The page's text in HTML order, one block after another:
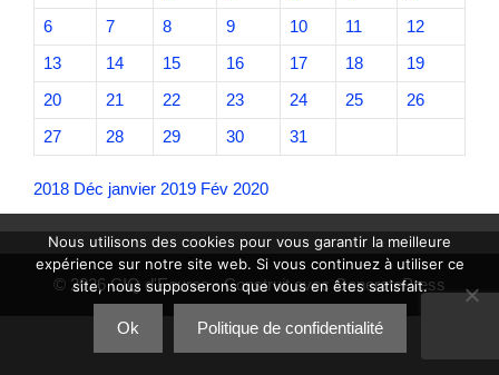
6
7 8 9 10 11
12
13
14 15 16 17 18
19
20
21 22 23 24 25
26
27
28 29 30 31
2018 Déc janvier 2019 Fév 2020
© 2026 CIQ d'Eoures• Construit avecGeneratePress
Nous utilisons des cookies pour vous garantir la meilleure
expérience sur notre site web. Si vous continuez à utiliser ce
site, nous supposerons que vous en êtes satisfait.
Ok Politique de confidentialité